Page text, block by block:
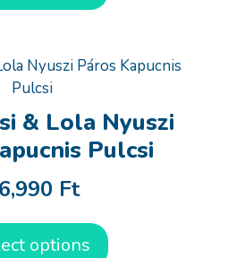
& Lola Nyuszi
Pulcsi
Ft
options